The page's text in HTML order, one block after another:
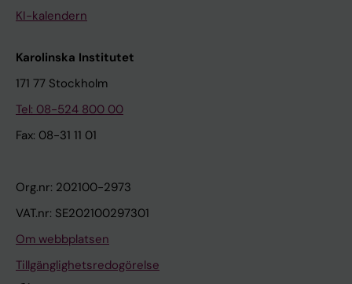
KI-kalendern
Karolinska Institutet
171 77 Stockholm
Tel: 08-524 800 00
Fax: 08-31 11 01
Org.nr: 202100-2973
VAT.nr: SE202100297301
Om webbplatsen
Tillgänglighetsredogörelse